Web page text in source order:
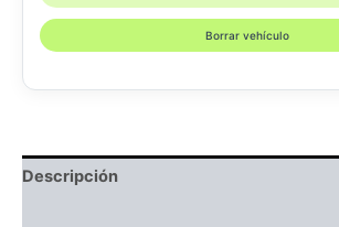
Borrar vehículo
Descripción